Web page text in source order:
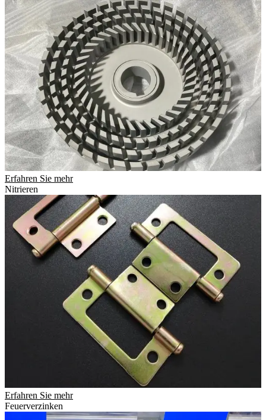
Erfahren Sie mehr
Nitrieren
Erfahren Sie mehr
Feuerverzinken